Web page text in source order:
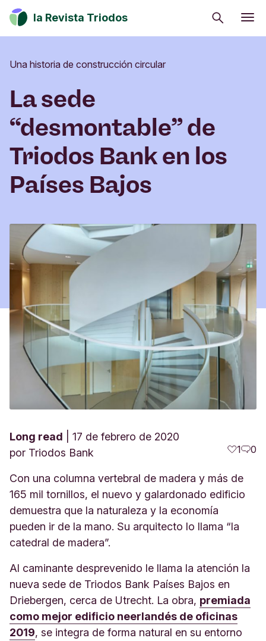
la Revista Triodos Buscar
Suscribirme
Tu dinero tiene potencial de cambio. Explora
cómo influir en positivo en la sociedad, la cultura
Consumo consciente
Estrategia climática
Iniciativas sociales
Inversión de impacto
Una historia de construcción circular
La sede
“desmontable” de
Triodos Bank en los
Países Bajos
Long read
17 de febrero de 2020
por Triodos Bank 1 0
Con una columna vertebral de madera y más de
165 mil tornillos, el nuevo y galardonado edificio
demuestra que la naturaleza y la economía
pueden ir de la mano. Su arquitecto lo llama “la
catedral de madera”.
Al caminante desprevenido le llama la atención la
nueva sede de Triodos Bank Países Bajos en
Driebergen, cerca de Utrecht. La obra, premiada
como mejor edificio neerlandés de oficinas
2019, se integra de forma natural en su entorno